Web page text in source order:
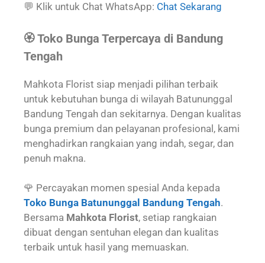
💬 Klik untuk Chat WhatsApp: Chat Sekarang
🏵️ Toko Bunga Terpercaya di Bandung
Tengah
Mahkota Florist siap menjadi pilihan terbaik
untuk kebutuhan bunga di wilayah Batununggal
Bandung Tengah dan sekitarnya. Dengan kualitas
bunga premium dan pelayanan profesional, kami
menghadirkan rangkaian yang indah, segar, dan
penuh makna.
🌹 Percayakan momen spesial Anda kepada
Toko Bunga Batununggal Bandung Tengah.
Bersama Mahkota Florist, setiap rangkaian
dibuat dengan sentuhan elegan dan kualitas
terbaik untuk hasil yang memuaskan.